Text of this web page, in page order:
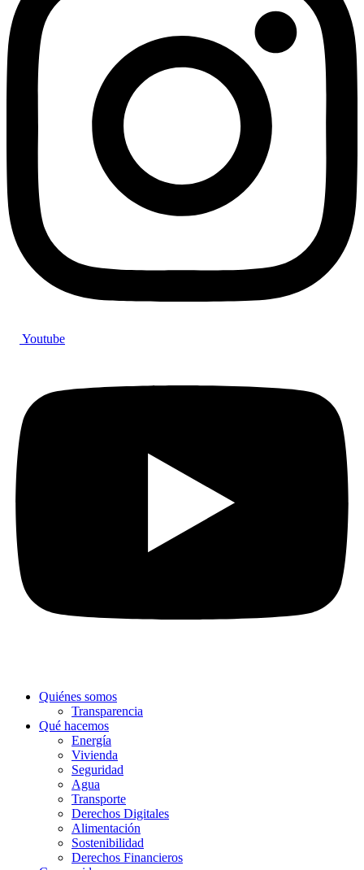
Youtube
Quiénes somos
Transparencia
Qué hacemos
Energía
Vivienda
Seguridad
Agua
Transporte
Derechos Digitales
Alimentación
Sostenibilidad
Derechos Financieros